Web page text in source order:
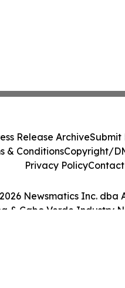
Newsmatics Inc. dba
& Cabo Verde Industry
Release ArchiveSubmit
& ConditionsCopyright/
Privacy PolicyContact